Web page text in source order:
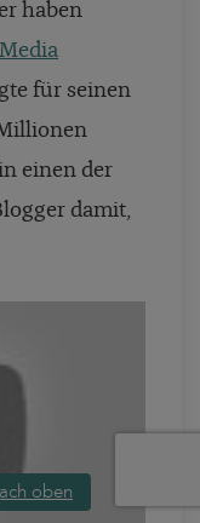
haben
für seinen
einen der
damit,
oben